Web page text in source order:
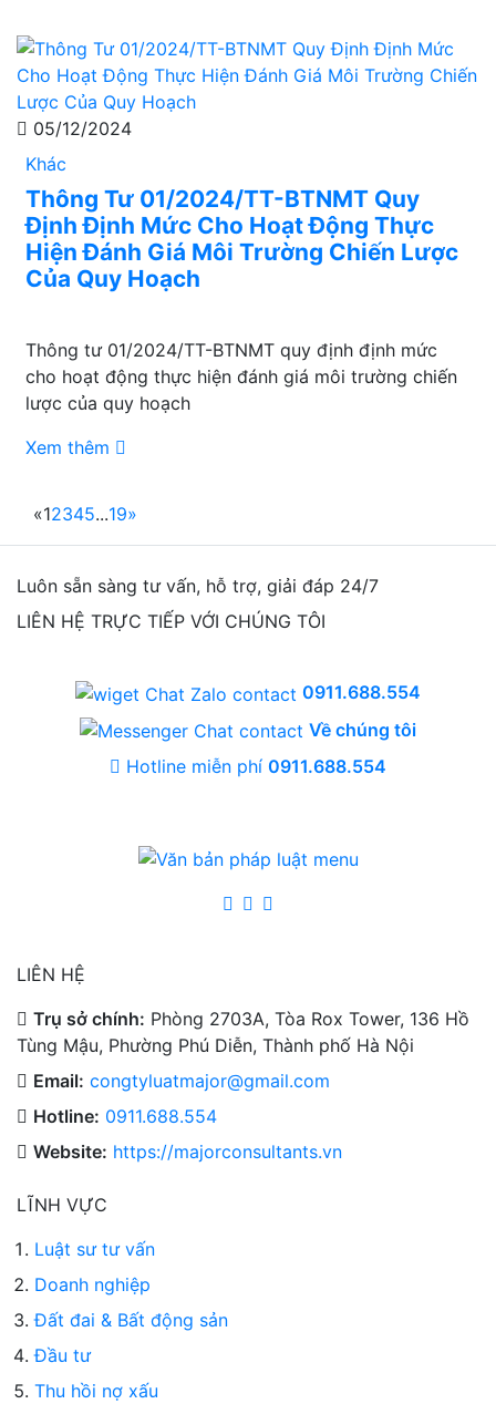
05/12/2024
Khác
Thông Tư 01/2024/TT-BTNMT Quy
Định Định Mức Cho Hoạt Động Thực
Hiện Đánh Giá Môi Trường Chiến Lược
Của Quy Hoạch
Thông tư 01/2024/TT-BTNMT quy định định mức
cho hoạt động thực hiện đánh giá môi trường chiến
lược của quy hoạch
Xem thêm
«12345...19»
Luôn sẵn sàng tư vấn, hỗ trợ, giải đáp 24/7
LIÊN HỆ TRỰC TIẾP VỚI CHÚNG TÔI
0911.688.554
Về chúng tôi
Hotline miễn phí 0911.688.554
LIÊN HỆ
Trụ sở chính: Phòng 2703A, Tòa Rox Tower, 136 Hồ
Tùng Mậu, Phường Phú Diễn, Thành phố Hà Nội
Email: congtyluatmajor@gmail.com
Hotline: 0911.688.554
Website: https://majorconsultants.vn
LĨNH VỰC
Luật sư tư vấn
Doanh nghiệp
Đất đai & Bất động sản
Đầu tư
Thu hồi nợ xấu